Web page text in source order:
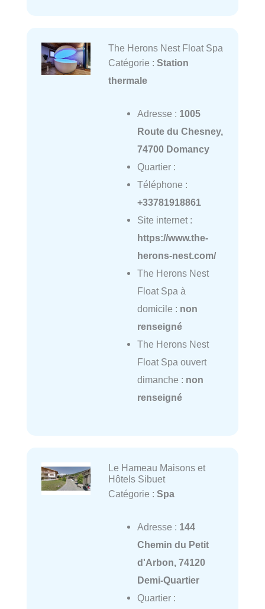
The Herons Nest Float Spa
Catégorie : Station
thermale
Adresse : 1005
Route du Chesney,
74700 Domancy
Quartier :
Téléphone :
+33781918861
Site internet :
https://www.the-
herons-nest.com/
The Herons Nest
Float Spa à
domicile : non
renseigné
The Herons Nest
Float Spa ouvert
dimanche : non
renseigné
Le Hameau Maisons et
Hôtels Sibuet
Catégorie : Spa
Adresse : 144
Chemin du Petit
d'Arbon, 74120
Demi-Quartier
Quartier :